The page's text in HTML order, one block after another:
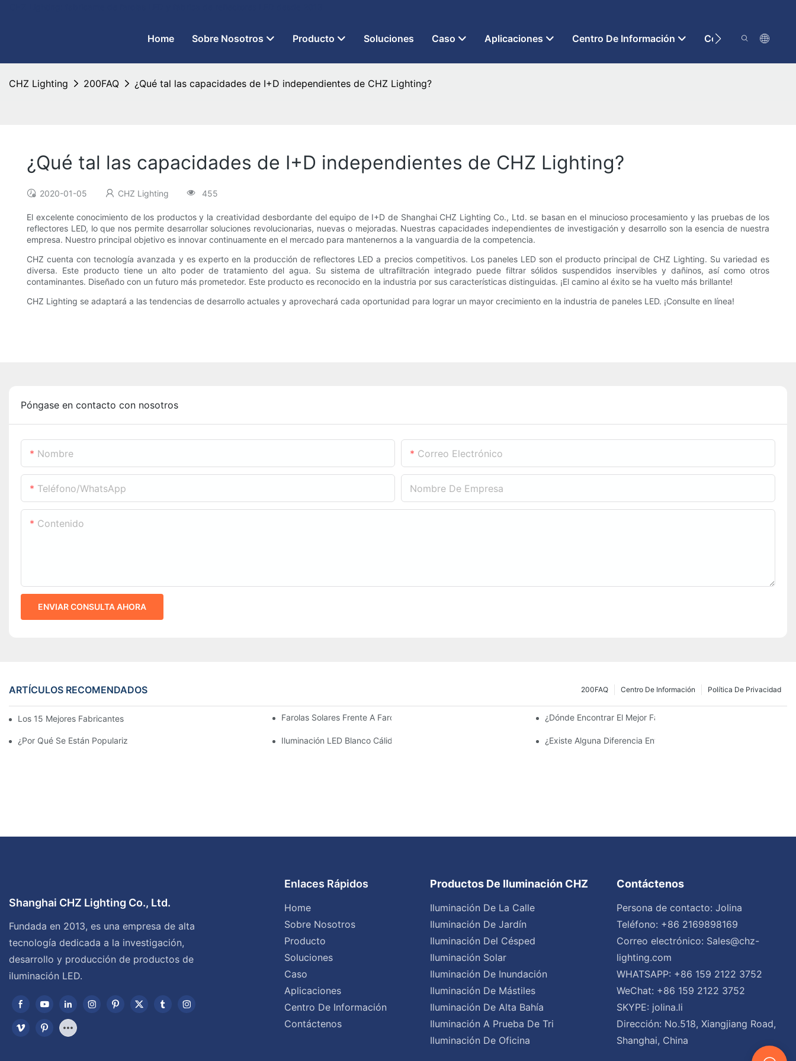
Home Sobre Nosotros Producto Soluciones Caso Aplicaciones Centro De Información Contáctenos
CHZ Lighting 200FAQ ¿Qué tal las capacidades de I+D independientes de CHZ Lighting?
¿Qué tal las capacidades de I+D independientes de CHZ Lighting?
2020-01-05 CHZ Lighting 455
El excelente conocimiento de los productos y la creatividad desbordante del equipo de I+D de Shanghai CHZ Lighting Co., Ltd. se basan en el minucioso procesamiento y las pruebas de los
reflectores LED, lo que nos permite desarrollar soluciones revolucionarias, nuevas o mejoradas. Nuestras capacidades independientes de investigación y desarrollo son la esencia de nuestra
empresa. Nuestro principal objetivo es innovar continuamente en el mercado para mantenernos a la vanguardia de la competencia.
CHZ cuenta con tecnología avanzada y es experto en la producción de reflectores LED a precios competitivos. Los paneles LED son el producto principal de CHZ Lighting. Su variedad es
diversa. Este producto tiene un alto poder de tratamiento del agua. Su sistema de ultrafiltración integrado puede filtrar sólidos suspendidos inservibles y dañinos, así como otros
contaminantes. Diseñado con un futuro más prometedor. Este producto es reconocido en la industria por sus características distinguidas. ¡El camino al éxito se ha vuelto más brillante!
CHZ Lighting se adaptará a las tendencias de desarrollo actuales y aprovechará cada oportunidad para lograr un mayor crecimiento en la industria de paneles LED. ¡Consulte en línea!
Póngase en contacto con nosotros
Nombre Correo Electrónico
Teléfono/WhatsApp Nombre De Empresa
Contenido
ENVIAR CONSULTA AHORA
ARTÍCULOS RECOMENDADOS Política De Privacidad
Centro De Información
200FAQ
Los 15 Mejores Fabricantes De Farolas Solares Del Mundo Farolas Solares Frente A Farolas Tradicionales: Coste, Retorno De La Inversión Y Eficiencia.¿Dónde Encontrar El Mejor Fabricante De Farolas Solares?
¿Por Qué Se Están Popularizando Las Farolas Solares? Iluminación LED Blanco Cálido Vs. Blanco Suave ¿Existe Alguna Diferencia Entre Las Luces Del Área De
Shanghai CHZ Lighting Co., Ltd.
Fundada en 2013, es una empresa de alta
tecnología dedicada a la investigación,
desarrollo y producción de productos de
iluminación LED.
Enlaces Rápidos
Home
Sobre Nosotros
Producto
Soluciones
Caso
Aplicaciones
Centro De Información
Contáctenos
Productos De Iluminación CHZ
Iluminación De La Calle
Iluminación De Jardín
Iluminación Del Césped
Iluminación Solar
Iluminación De Inundación
Iluminación De Mástiles
Iluminación De Alta Bahía
Iluminación A Prueba De Tri
Iluminación De Oficina
Contáctenos
Persona de contacto: Jolina
Teléfono: +86 2169898169
Correo electrónico: Sales@chz-
lighting.com
WHATSAPP: +86 159 2122 3752
WeChat: +86 159 2122 3752
SKYPE: jolina.li
Dirección: No.518, Xiangjiang Road,
Shanghai, China